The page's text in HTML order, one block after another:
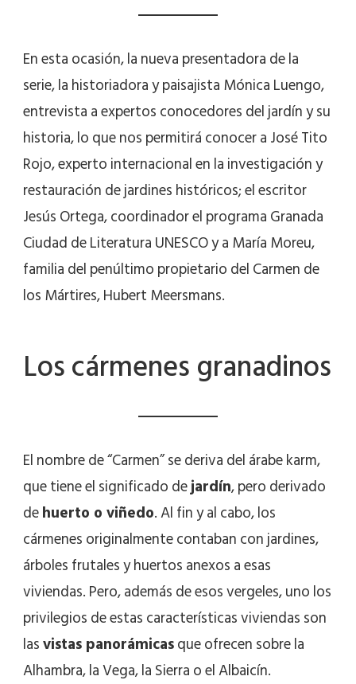
En esta ocasión, la nueva presentadora de la
serie, la historiadora y paisajista Mónica Luengo,
entrevista a expertos conocedores del jardín y su
historia, lo que nos permitirá conocer a José Tito
Rojo, experto internacional en la investigación y
restauración de jardines históricos; el escritor
Jesús Ortega, coordinador el programa Granada
Ciudad de Literatura UNESCO y a María Moreu,
familia del penúltimo propietario del Carmen de
los Mártires, Hubert Meersmans.
Los cármenes granadinos
El nombre de “Carmen” se deriva del árabe karm,
que tiene el significado dejardín, pero derivado
dehuerto o viñedo. Al fin y al cabo, los
cármenes originalmente contaban con jardines,
árboles frutales y huertos anexos a esas
viviendas. Pero, además de esos vergeles, uno los
privilegios de estas características viviendas son
lasvistas panorámicasque ofrecen sobre la
Alhambra, la Vega, la Sierra o el Albaicín.